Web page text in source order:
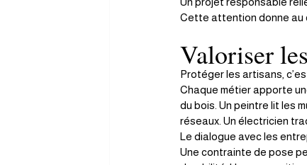
Cette attention donne au
Valoriser
Protéger les artisans,
Chaque métier apporte
du bois. Un peintre lit les
réseaux. Un électricien
Le dialogue avec les
Une contrainte de pose